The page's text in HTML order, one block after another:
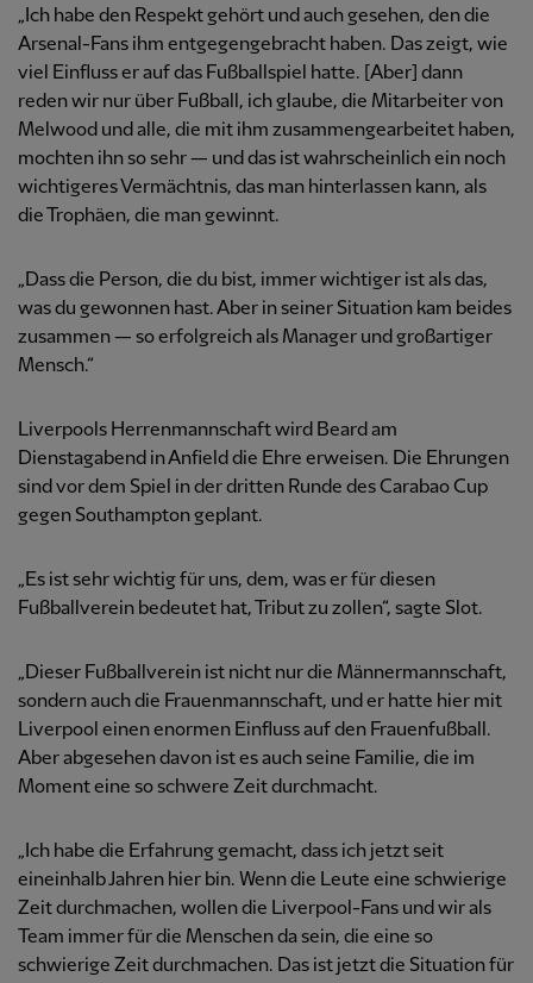
„Ich habe den Respekt gehört und auch gesehen, den die
Arsenal-Fans ihm entgegengebracht haben. Das zeigt, wie
viel Einfluss er auf das Fußballspiel hatte. [Aber] dann
reden wir nur über Fußball, ich glaube, die Mitarbeiter von
Melwood und alle, die mit ihm zusammengearbeitet haben,
mochten ihn so sehr — und das ist wahrscheinlich ein noch
wichtigeres Vermächtnis, das man hinterlassen kann, als
die Trophäen, die man gewinnt.
„Dass die Person, die du bist, immer wichtiger ist als das,
was du gewonnen hast. Aber in seiner Situation kam beides
zusammen — so erfolgreich als Manager und großartiger
Mensch.“
Liverpools Herrenmannschaft wird Beard am
Dienstagabend in Anfield die Ehre erweisen. Die Ehrungen
sind vor dem Spiel in der dritten Runde des Carabao Cup
gegen Southampton geplant.
„Es ist sehr wichtig für uns, dem, was er für diesen
Fußballverein bedeutet hat, Tribut zu zollen“, sagte Slot.
„Dieser Fußballverein ist nicht nur die Männermannschaft,
sondern auch die Frauenmannschaft, und er hatte hier mit
Liverpool einen enormen Einfluss auf den Frauenfußball.
Aber abgesehen davon ist es auch seine Familie, die im
Moment eine so schwere Zeit durchmacht.
„Ich habe die Erfahrung gemacht, dass ich jetzt seit
eineinhalb Jahren hier bin. Wenn die Leute eine schwierige
Zeit durchmachen, wollen die Liverpool-Fans und wir als
Team immer für die Menschen da sein, die eine so
schwierige Zeit durchmachen. Das ist jetzt die Situation für